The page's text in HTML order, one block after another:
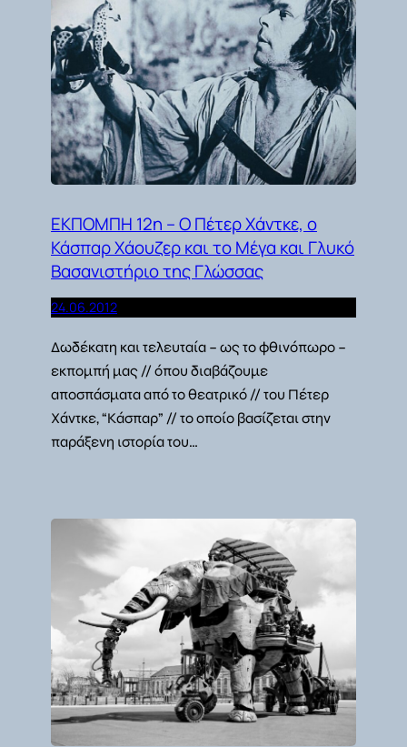
ΕΚΠΟΜΠΗ 12η – Ο Πέτερ Χάντκε, ο
Κάσπαρ Χάουζερ και το Μέγα και Γλυκό
Βασανιστήριο της Γλώσσας
24.06.2012
Δωδέκατη και τελευταία – ως το φθινόπωρο –
εκπομπή μας // όπου διαβάζουμε
αποσπάσματα από το θεατρικό // του Πέτερ
Χάντκε, “Κάσπαρ” // το οποίο βασίζεται στην
παράξενη ιστορία του…